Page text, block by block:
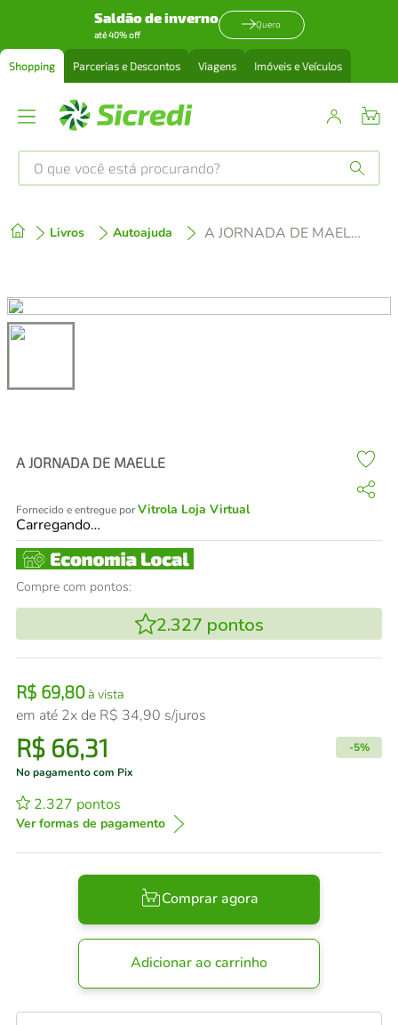
Saldão de inverno
até 40% off
Quero
Shopping Parcerias e Descontos Viagens Imóveis e Veículos
O que você está procurando?
Livros Autoajuda A JORNADA DE MAELLE
A JORNADA DE MAELLE
Fornecido e entregue porVitrola Loja Virtual
Carregando…
Compre com pontos:
2.327 pontos
R$ 69,80à vista
em até 2x de R$ 34,90 s/juros
R$ 66,31 -5%
No pagamento com Pix
2.327 pontos
Ver formas de pagamento
Comprar agora
Adicionar ao carrinho
2º cafeteira